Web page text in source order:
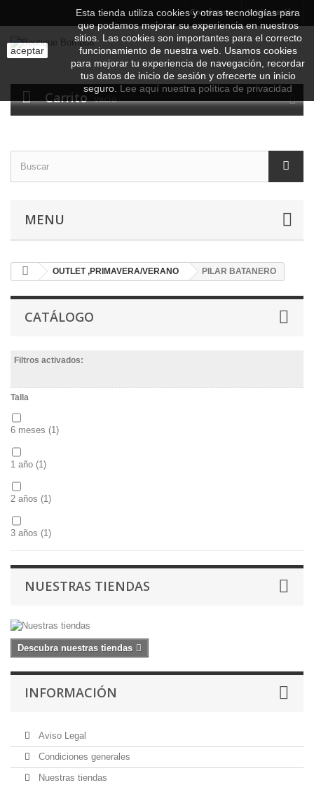
Iniciar sesión
Contáctenos
Carrito vacío
MENU
OUTLET ,PRIMAVERA/VERANO PILAR BATANERO
CATÁLOGO
Filtros activados:
Talla
6 meses (1)
1 año (1)
2 años (1)
3 años (1)
4 años(3)
6 años(4)
8 años(7)
12 años(4)
14 años(4)
NUESTRAS TIENDAS
Descubra nuestras tiendas
INFORMACIÓN
Aviso Legal
Condiciones generales
Nuestras tiendas
aceptar
Esta tienda utiliza cookies y otras tecnologías para
que podamos mejorar su experiencia en nuestros
sitios. Las cookies son importantes para el correcto
funcionamiento de nuestra web. Usamos cookies
para mejorar tu experiencia de navegación, recordar
tus datos de inicio de sesión y ofrecerte un inicio
seguro. Lee aquí nuestra política de privacidad